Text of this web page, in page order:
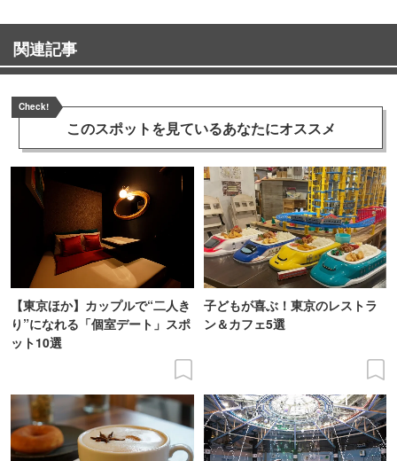
関連記事
Check!
このスポットを見ているあなたにオススメ
【東京ほか】カップルで“二人き
り”になれる「個室デート」スポ
ット10選
子どもが喜ぶ！東京のレストラ
ン＆カフェ5選